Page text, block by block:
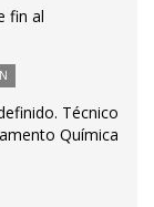
fin al
Técnico
Química